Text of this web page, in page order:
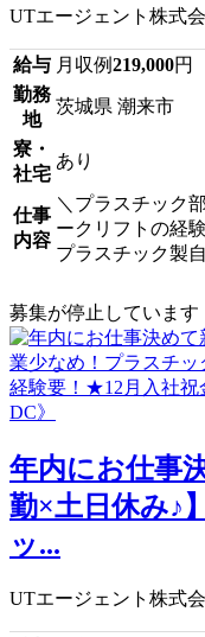
UTエージェント株式
給与 月収例219,000円
勤務
地
茨城県 潮来市
寮・
社宅
あり
仕事
内容
＼プラスチック
ークリフトの経
プラスチック製
募集が停止しています
年内にお仕事
勤×土日休み♪
ッ...
UTエージェント株式